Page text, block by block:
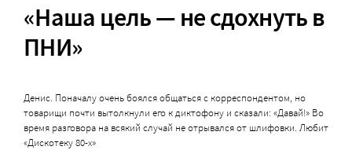
«Наша цель — не сдохнуть в
ПНИ»
Денис. Поначалу очень боялся общаться с корреспондентом, но
товарищи почти вытолкнули его к диктофону и сказали: «Давай!» Во
время разговора на всякий случай не отрывался от шлифовки. Любит
«Дискотеку 80-х»